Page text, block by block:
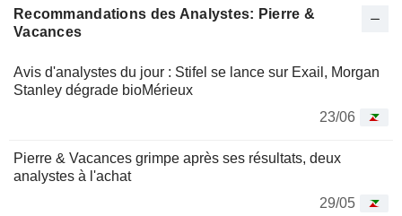
Recommandations des Analystes: Pierre &
Vacances
Avis d'analystes du jour : Stifel se lance sur Exail, Morgan
Stanley dégrade bioMérieux
23/06
Pierre & Vacances grimpe après ses résultats, deux
analystes à l'achat
29/05